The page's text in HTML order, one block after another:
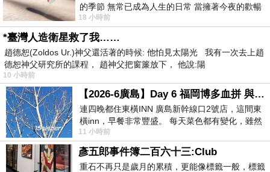
的季節 無常已成為人生的日常 當擁著今夜的歡暢
舒心 轉眼驟成昨日 而明晨 太陽
18 小時前
*臺灣人造衛星救了我……
趙德恕(Zoldos Ur.)神父還活著的時候: 他怕見太陽光 我有一次去上趙
德恕神父研究所的課程， 趙神父把窗簾放下， 他說:陽
10 小時前
【2026-6廣島】Day 6 福岡博多血拼 與機場接送少年司機深夜對談
連四晚都住東橫INN 廣島新幹線口2號店，這間東
橫inn，早餐非常豐盛。 每天菜色都有變化，雖然
看到工作人員拿出料理包加熱，但
11 小時前
彥五郎事件簿二百六十三:Club
重石不再只是歲月的累積，更能像標籤一般，標籤